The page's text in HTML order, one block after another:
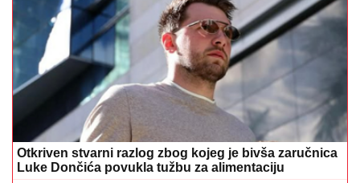
Otkriven stvarni razlog zbog kojeg je bivša zaručnica
Luke Dončića povukla tužbu za alimentaciju